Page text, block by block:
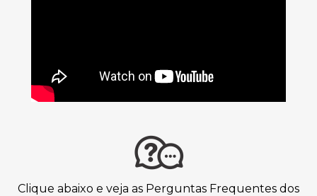
Clique abaixo e veja as Perguntas Frequentes dos